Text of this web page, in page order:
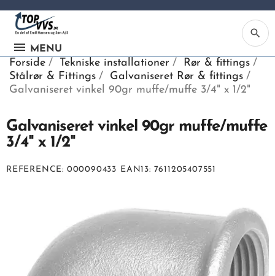
MENU
search
Forside Tekniske installationer
Rør & fittings
Stålrør & Fittings
Galvaniseret Rør & fittings
Galvaniseret vinkel 90gr muffe/muffe 3/4" x 1/2"
Galvaniseret vinkel 90gr muffe/muffe
3/4" x 1/2"
REFERENCE 000090433 EAN13 7611205407551